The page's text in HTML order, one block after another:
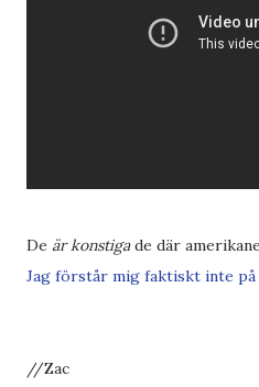
De är konstigade där
Jag förstår mig faktiskt inte på
//Zac